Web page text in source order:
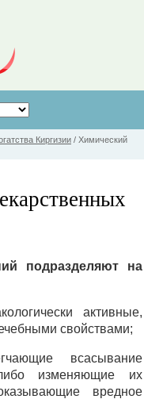
Киргизии / Химический
подразделяют на
активные,
свойствами;
всасывание
изменяющие их
вредное